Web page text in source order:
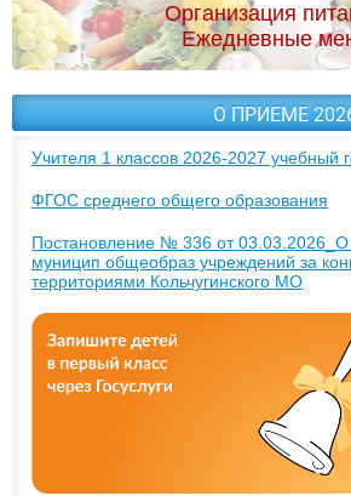
Организация
Ежедневные
О ПРИЕМЕ
Учителя 1 классов 2026-2027 учебный
ФГОС среднего общего образования
Постановление № 336 от 03.03.2026_О
муницип общеобраз учреждений за
территориями Кольчугинского МО